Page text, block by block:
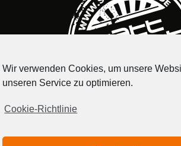
Wir verwenden Cookies, um unsere
unseren Service zu optimieren.
Cookie-Richtlinie